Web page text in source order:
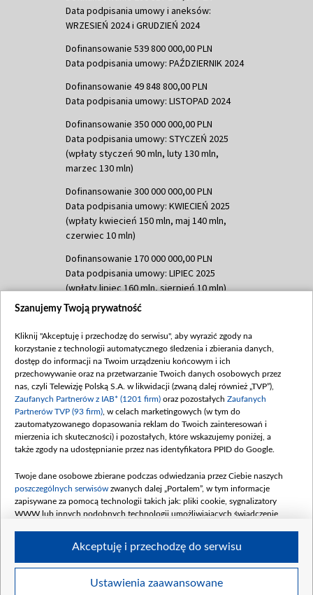
Data podpisania umowy i aneksów:
WRZESIEŃ 2024 i GRUDZIEŃ 2024
Dofinansowanie 539 800 000,00 PLN
Data podpisania umowy: PAŹDZIERNIK 2024
Dofinansowanie 49 848 800,00 PLN
Data podpisania umowy: LISTOPAD 2024
Dofinansowanie 350 000 000,00 PLN
Data podpisania umowy: STYCZEŃ 2025
(wpłaty styczeń 90 mln, luty 130 mln,
marzec 130 mln)
Dofinansowanie 300 000 000,00 PLN
Data podpisania umowy: KWIECIEŃ 2025
(wpłaty kwiecień 150 mln, maj 140 mln,
czerwiec 10 mln)
Dofinansowanie 170 000 000,00 PLN
Data podpisania umowy: LIPIEC 2025
(wpłaty lipiec 160 mln, sierpień 10 mln)
Dofinansowanie 60 000 000,00 PLN
(wpłata wrzesień 60 mln)
Dofinansowanie 635 783 051,21 PLN
Data podpisania umowy: WRZESIEŃ 2025
(wpłata wrzesień 100 mln, październik 350
mln, listopad 265 mln)
Dofinansowanie 48 862 000,00 PLN
Data podpisania umowy: GRUDZIEŃ 2025
Dofinansowanie 900 000 000,00 PLN
Data podpisania umowy: LUTY 2026 (wpłata
26 lutego 80 mln, 4 marca 370 mln,8
czerwca 90 mln)
Szanujemy Twoją prywatność
Kliknij "Akceptuję i przechodzę do serwisu", aby wyrazić zgody na
korzystanie z technologii automatycznego śledzenia i zbierania danych,
dostęp do informacji na Twoim urządzeniu końcowym i ich
przechowywanie oraz na przetwarzanie Twoich danych osobowych przez
nas, czyli Telewizję Polską S.A. w likwidacji (zwaną dalej również „TVP”),
Zaufanych Partnerów z IAB* (1201 firm) oraz pozostałych Zaufanych
Partnerów TVP (93 firm) , w celach marketingowych (w tym do
zautomatyzowanego dopasowania reklam do Twoich zainteresowań i
mierzenia ich skuteczności) i pozostałych, które wskazujemy poniżej, a
także zgody na udostępnianie przez nas identyfikatora PPID do Google.
Twoje dane osobowe zbierane podczas odwiedzania przez Ciebie naszych
poszczególnych serwisów zwanych dalej „Portalem”, w tym informacje
zapisywane za pomocą technologii takich jak: pliki cookie, sygnalizatory
WWW lub innych podobnych technologii umożliwiających świadczenie
Twoje dane osobowe zbierane podczas odwiedzania przez Ciebie
Ustawienia zaawansowane
Akceptuję i przechodzę do serwisu